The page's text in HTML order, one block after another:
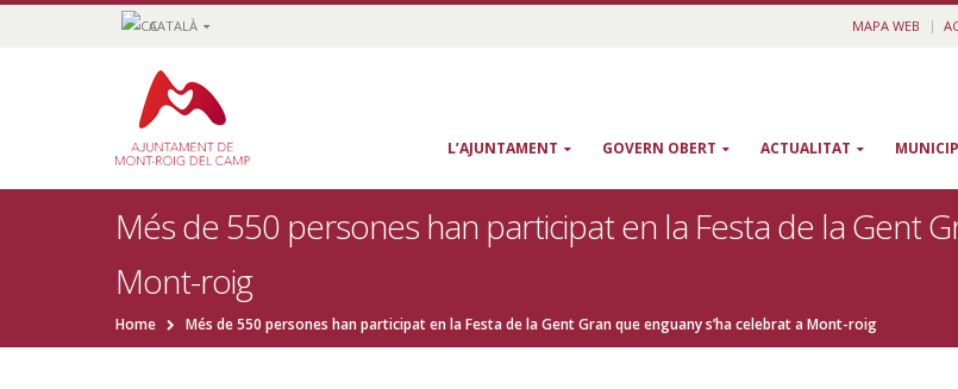
CATALÀ MAPA WEB
L’AJUNTAMENT GOVERN OBERT ACTUALITAT
Més de 550 persones han participat en la Festa de la Gent
Mont-roig
Home Més de 550 persones han participat en la Festa de la Gent Gran que enguany s’ha celebrat a Mont-roig